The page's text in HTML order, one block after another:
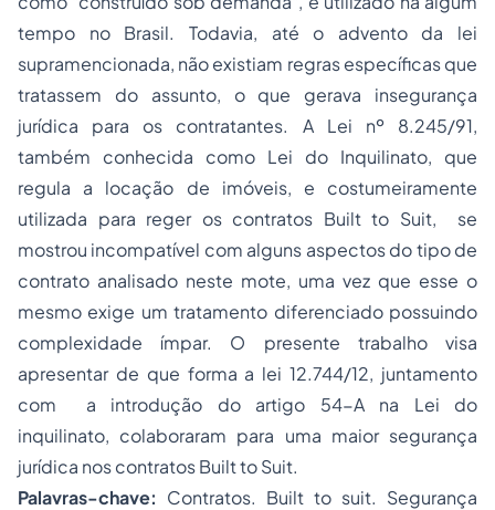
tempo no Brasil. Todavia, até o advento da lei
supramencionada, não existiam regras específicas que
tratassem do assunto, o que gerava insegurança
jurídica para os contratantes. A Lei nº 8.245/91,
também conhecida como Lei do Inquilinato, que
regula a locação de imóveis, e costumeiramente
utilizada para reger os contratos Built to Suit,
se
mostrou incompatível com alguns aspectos do tipo de
contrato analisado neste mote, uma vez que esse o
mesmo exige um tratamento diferenciado possuindo
complexidade ímpar. O presente trabalho visa
apresentar de que forma a lei 12.744/12, juntamento
com a introdução do artigo 54-A na Lei do
inquilinato, colaboraram para uma maior segurança
jurídica nos contratos Built to Suit.
Palavras-chave: Contratos. Built to suit. Segurança